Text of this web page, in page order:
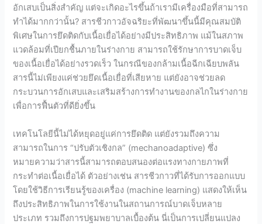
อักเสบเป็นสิ่งสำคัญ แต่จะเกิดอะไรขึ้นถ้าเรามีเครื่องมือที่สามารถ
ทำได้มากกว่านั้น? สารชีวกาวอัจฉริยะที่พัฒนาขึ้นนี้มีคุณสมบัติ
พิเศษในการยึดติดกับเนื้อเยื่อได้อย่างมีประสิทธิภาพ แม้ในสภาพ
แวดล้อมที่เปียกชื้นภายในร่างกาย สามารถใช้รักษาการบาดเจ็บ
ของเนื้อเยื่อได้อย่างรวดเร็ว ในกรณีของกล้ามเนื้อฉีกเฉียบพลัน
สารนี้ไม่เพียงแค่ช่วยยึดเนื้อเยื่อที่เสียหาย แต่ยังอาจช่วยลด
กระบวนการอักเสบและเสริมสร้างการทำงานของกลไกในร่างกาย
เพื่อการฟื้นตัวที่ดียิ่งขึ้น
เทคโนโลยีนี้ไม่ได้หยุดอยู่แค่การยึดติด แต่ยังรวมถึงความ
สามารถในการ “ปรับตัวเชิงกล” (mechanoadaptive) ซึ่ง
หมายความว่าสารนี้สามารถตอบสนองต่อแรงทางกายภาพที่
กระทำต่อเนื้อเยื่อได้ ตัวอย่างเช่น สารชีวกาวที่ได้รับการออกแบบ
โดยใช้วิธีการเรียนรู้ของเครื่อง (machine learning) แสดงให้เห็น
ถึงประสิทธิภาพในการใช้งานในสถานการณ์บาดเจ็บหลาย
ประเภท รวมถึงการปฐมพยาบาลเบื้องต้น นี่เป็นการเปลี่ยนแปลง